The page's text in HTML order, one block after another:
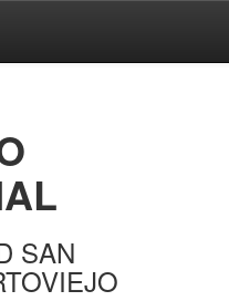
SAN